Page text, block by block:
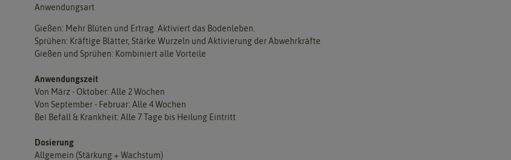
Anwendungsart
Gießen: Mehr Blüten und Ertrag. Aktiviert das Bodenleben.
Sprühen: Kräftige Blätter, Stärke Wurzeln und Aktivierung der Abwehrkräfte
Gießen und Sprühen: Kombiniert alle Vorteile
Anwendungszeit
Von März - Oktober: Alle 2 Wochen
Von September - Februar: Alle 4 Wochen
Bei Befall & Krankheit: Alle 7 Tage bis Heilung Eintritt
Dosierung
Allgemein (Stärkung + Wachstum)